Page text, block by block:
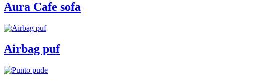
Aura Cafe sofa
Airbag puf